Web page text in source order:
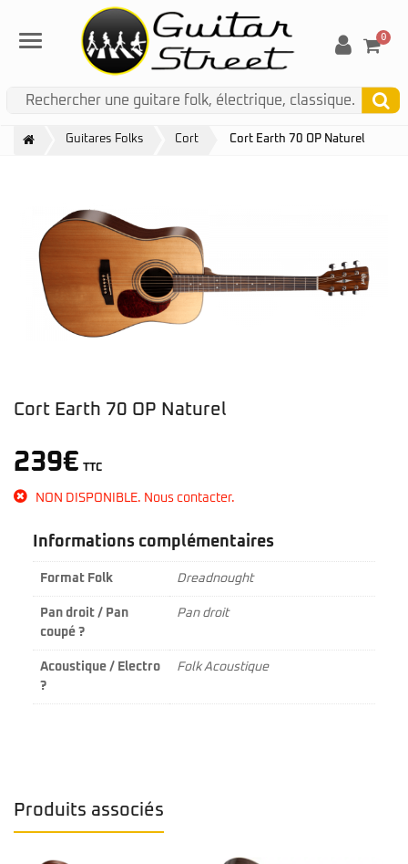
Menu 0
Guitares Folks Cort Cort Earth 70 OP Naturel
Cort Earth 70 OP Naturel
239€ TTC
NON DISPONIBLE. Nous contacter.
Informations complémentaires
Format Folk Dreadnought
Pan droit / Pan
coupé ?
Pan droit
Acoustique / Electro
?
Folk Acoustique
Produits associés